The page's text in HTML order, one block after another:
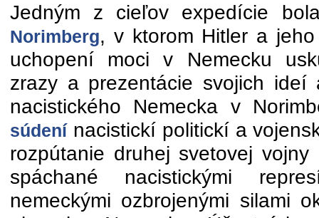
Jedným z cieľov expedície
Norimberg, v ktorom Hitler a
uchopení moci v Nemecku
zrazy a prezentácie svojich ideí
nacistického Nemecka v
súdenínacistickí politickí a
rozpútanie druhej svetovej
spáchané nacistickými
nemeckými ozbrojenými silami